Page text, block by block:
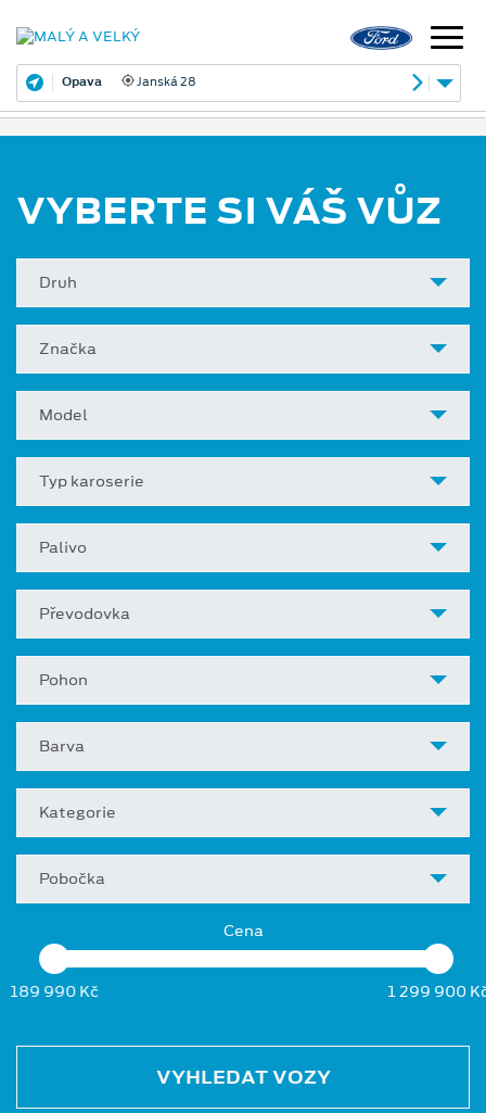
Opava Janská 28
VYBERTE SI VÁŠ VŮZ
Druh
Značka
Model
Typ karoserie
Palivo
Převodovka
Pohon
Barva
Kategorie
Pobočka
Cena
189 990 Kč 1 299 900
VYHLEDAT VOZY